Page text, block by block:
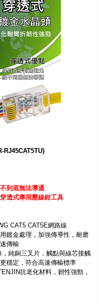
RJ45CAT5TU)
到底無法導通
透式專用壓線鉗工具
CAT5 CAT5E網路線
鍍金處理，加強傳導性，耐磨
傳輸
純銅三叉片，觸點與線芯接觸
穩定，符合高速傳輸標準
抗老化材料，韌性強勁，